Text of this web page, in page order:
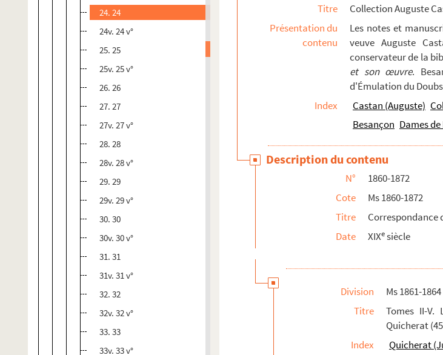
24. 24
24v. 24 v°
25. 25
25v. 25 v°
26. 26
27. 27
27v. 27 v°
28. 28
28v. 28 v°
29. 29
29v. 29 v°
30. 30
30v. 30 v°
31. 31
31v. 31 v°
32. 32
32v. 32 v°
33. 33
33v. 33 v°
Titre
Collection Auguste
Présentation du
contenu
Les notes et
veuve Auguste
conservateur de la
et son œuvre.
d'Émulation du
Index
Castan (Auguste)
Besançon Dames
Description du contenu
N°
1860-1872
Cote
Ms 1860-1872
Titre
Correspondance
Date
XIXesiècle
Division
Ms 1861-1864
Titre
Tomes II-V.
Quicherat
Index
Quicherat